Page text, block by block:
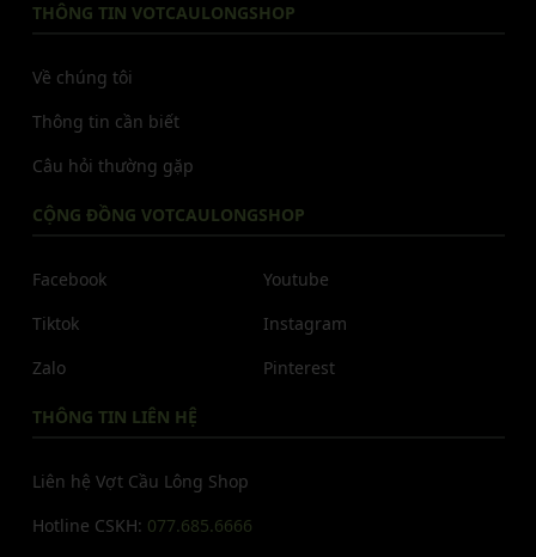
THÔNG TIN VOTCAULONGSHOP
Về chúng tôi
Thông tin cần biết
Câu hỏi thường gặp
CỘNG ĐỒNG VOTCAULONGSHOP
Facebook
Tiktok
Zalo
Youtube
Instagram
Pinterest
THÔNG TIN LIÊN HỆ
Liên hệ Vợt Cầu Lông Shop
Hotline CSKH: 077.685.6666